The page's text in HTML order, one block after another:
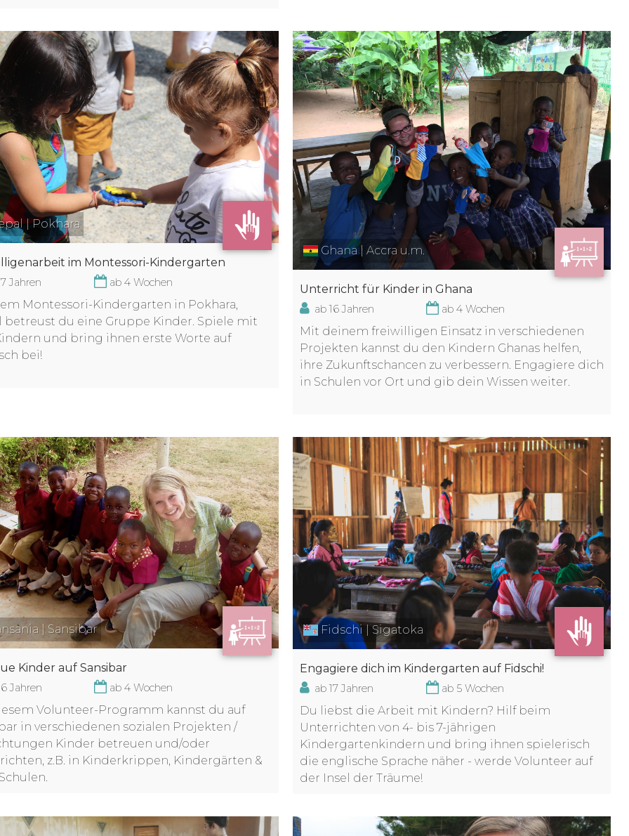
| Pokhara
im Montessori-Kindergarten
Jahren ab 4 Wochen
Montessori-Kindergarten in Pokhara,
betreust du eine Gruppe Kinder. Spiele mit
und bring ihnen erste Worte auf
bei!
Ghana | Accra u.m.
Unterricht für Kinder in Ghana
ab 16 Jahren ab 4 Wochen
Mit deinem freiwilligen Einsatz in verschiedenen
Projekten kannst du den Kindern Ghanas helfen,
ihre Zukunftschancen zu verbessern. Engagiere dich
in Schulen vor Ort und gib dein Wissen weiter.
| Sansibar
Kinder auf Sansibar
Jahren ab 4 Wochen
Volunteer-Programm kannst du auf
in verschiedenen sozialen Projekten /
Kinder betreuen und/oder
z.B. in Kinderkrippen, Kindergärten &
Fidschi | Sigatoka
Engagiere dich im Kindergarten auf Fidschi!
ab 17 Jahren ab 5 Wochen
Du liebst die Arbeit mit Kindern? Hilf beim
Unterrichten von 4- bis 7-jährigen
Kindergartenkindern und bring ihnen spielerisch
die englische Sprache näher - werde Volunteer auf
der Insel der Träume!